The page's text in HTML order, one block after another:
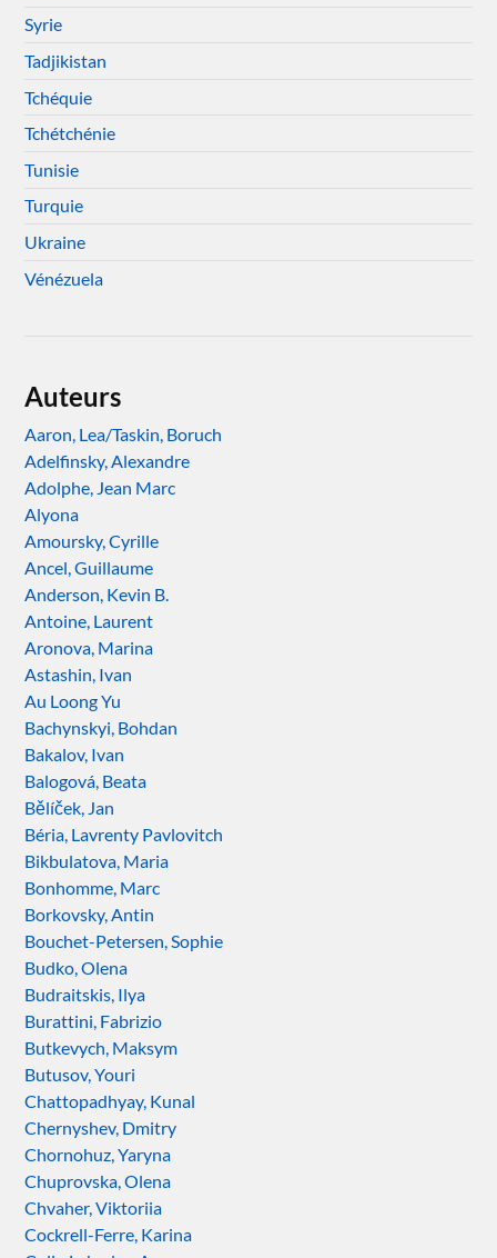
Syrie
Tadjikistan
Tchéquie
Tchétchénie
Tunisie
Turquie
Ukraine
Vénézuela
Auteurs
Aaron, Lea/Taskin, Boruch
Adelfinsky, Alexandre
Adolphe, Jean Marc
Alyona
Amoursky, Cyrille
Ancel, Guillaume
Anderson, Kevin B.
Antoine, Laurent
Aronova, Marina
Astashin, Ivan
Au Loong Yu
Bachynskyi, Bohdan
Bakalov, Ivan
Balogová, Beata
Bělíček, Jan
Béria, Lavrenty Pavlovitch
Bikbulatova, Maria
Bonhomme, Marc
Borkovsky, Antin
Bouchet-Petersen, Sophie
Budko, Olena
Budraitskis, Ilya
Burattini, Fabrizio
Butkevych, Maksym
Butusov, Youri
Chattopadhyay, Kunal
Chernyshev, Dmitry
Chornohuz, Yaryna
Chuprovska, Olena
Chvaher, Viktoriia
Cockrell-Ferre, Karina